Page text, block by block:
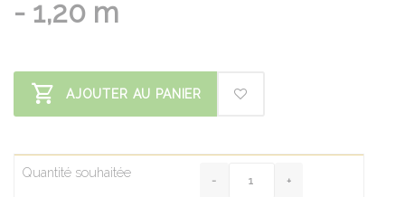
- 1,20 m
AJOUTER AU PANIER
Quantité souhaitée